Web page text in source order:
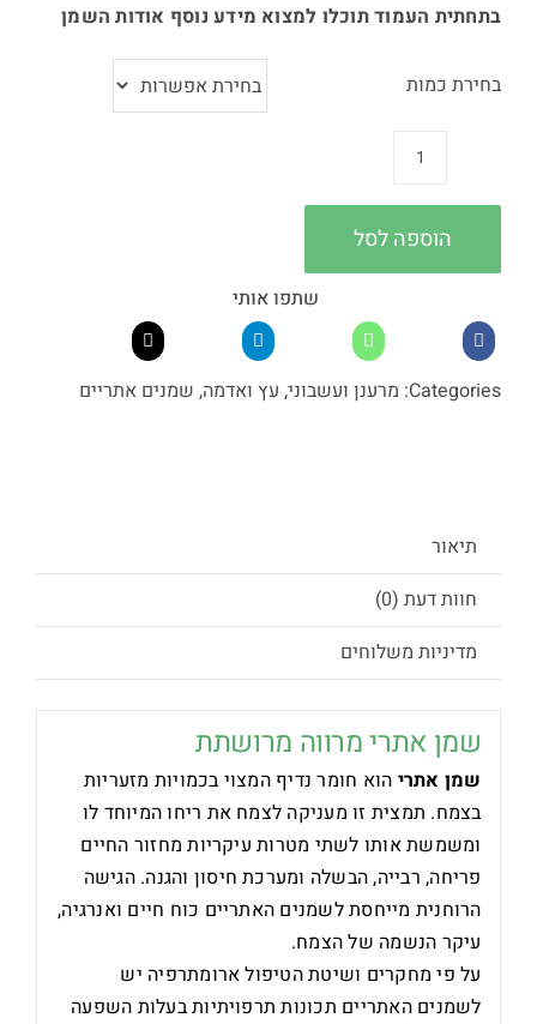
בתחתית העמוד תוכלו למצוא מידע נוסף אודות השמן
בחירת כמות
כמות
של
שמן
מרושתת
הוספה לסל
שתפו אותי
Categories: מרענן ועשבוני, עץ ואדמה, שמנים אתריים
תיאור
חוות דעת (0)
מדיניות משלוחים
שמן אתרי מרווה מרושתת
שמן אתרי הוא חומר נדיף המצוי בכמויות מזעריות
בצמח. תמצית זו מעניקה לצמח את ריחו המיוחד לו
ומשמשת אותו לשתי מטרות עיקריות מחזור החיים
פריחה, רבייה, הבשלה ומערכת חיסון והגנה. הגישה
הרוחנית מייחסת לשמנים האתריים כוח חיים ואנרגיה,
עיקר הנשמה של הצמח.
על פי מחקרים ושיטת הטיפול ארומתרפיה יש
לשמנים האתריים תכונות תרפויתיות בעלות השפעה